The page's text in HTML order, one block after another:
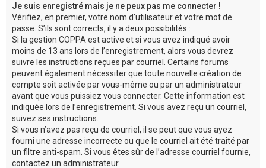
Je suis enregistré mais je ne peux pas me connecter !
Vérifiez, en premier, votre nom d’utilisateur et votre mot de
passe. S’ils sont corrects, il y a deux possibilités :
Si la gestion COPPA est active et si vous avez indiqué avoir
moins de 13 ans lors de l’enregistrement, alors vous devrez
suivre les instructions reçues par courriel. Certains forums
peuvent également nécessiter que toute nouvelle création de
compte soit activée par vous-même ou par un administrateur
avant que vous puissiez vous connecter. Cette information est
indiquée lors de l’enregistrement. Si vous avez reçu un courriel,
suivez ses instructions.
Si vous n’avez pas reçu de courriel, il se peut que vous ayez
fourni une adresse incorrecte ou que le courriel ait été traité par
un filtre anti-spam. Si vous êtes sûr de l’adresse courriel fournie,
contactez un administrateur.